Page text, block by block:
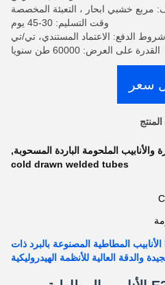
مربع خشبي ابحار ، التعبئة المخصصة
وقت التسليم: 30-45 يوم
شروط الدفع: الاعتماد المستندي، تي/تي
القدرة على العرض: 60000 طن سنويا
سعر
والأنابيب الملحومة الباردة المسحوبة,
cold drawn welded tubes
E235 EN10305-2 WT15 الأنابيب المطاطية المصنوعة بالبرد ذات
والدقة العالية للأنظمة الهيدروليكية